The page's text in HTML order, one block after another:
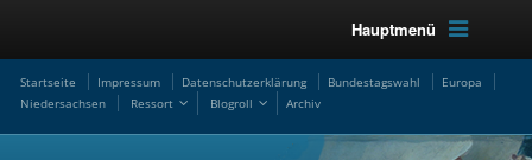
Hauptmenü
Startseite Impressum Datenschutzerklärung Bundestagswahl
Europa
Niedersachsen
Ressort Blogroll Archiv